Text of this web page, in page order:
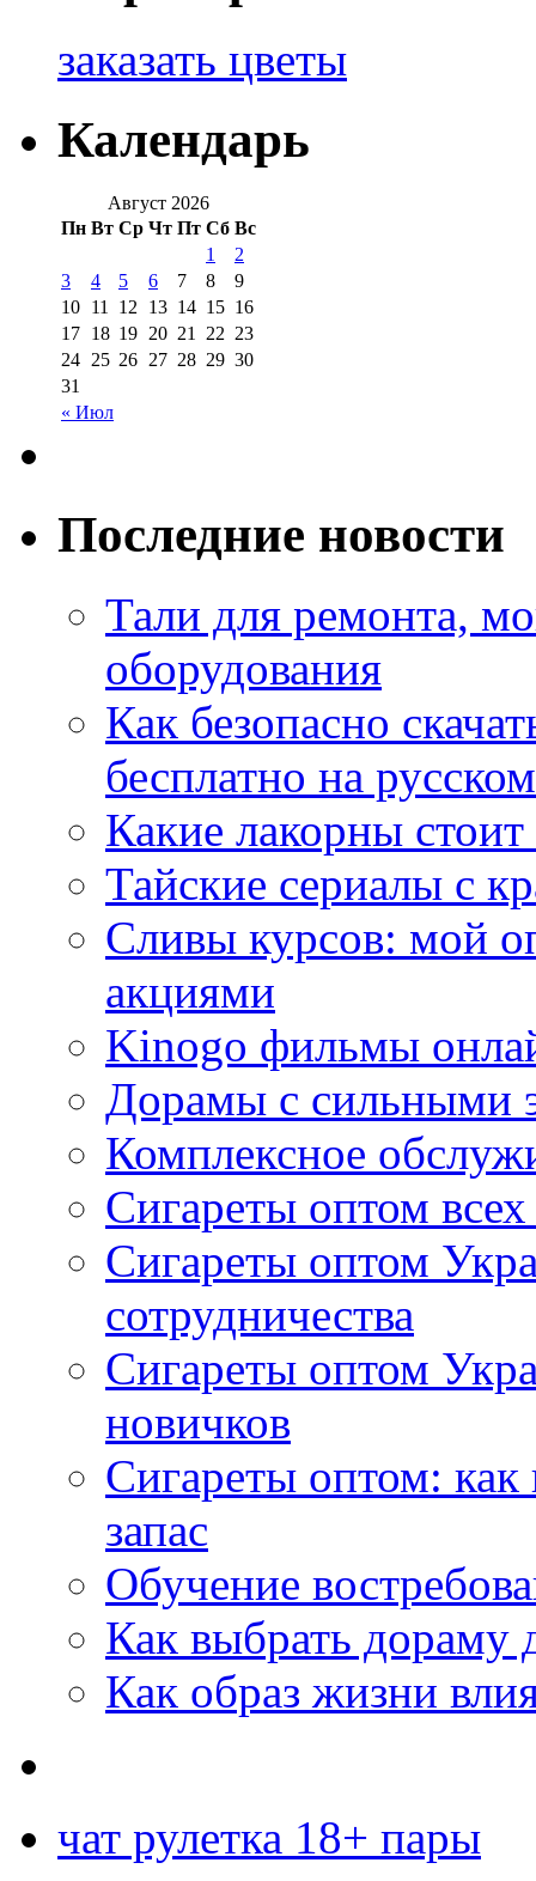
заказать цветы
Календарь
Август 2026
Пн Вт Ср Чт Пт Сб Вс
« Июл
1
2
3
4 5 6 7 8
9
10 11 12 13 14 15 16
17 18 19 20 21 22 23
24 25 26 27 28 29 30
31
Последние новости
Тали для ремонта,
оборудования
Как безопасно
бесплатно на
Какие лакорны
Тайские сериалы с
Сливы курсов: мой
акциями
Kinogo фильмы
Дорамы с сильными
Комплексное
Сигареты оптом
Сигареты оптом
сотрудничества
Сигареты оптом
новичков
Сигареты оптом:
запас
Обучение
Как выбрать дораму
Как образ жизни
чат рулетка 18+ пары